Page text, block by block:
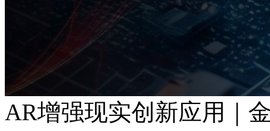
AR增强现实创新应用｜